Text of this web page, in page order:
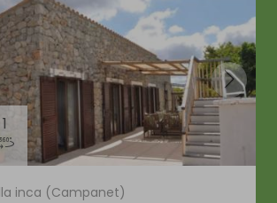
1
inca (Campanet)